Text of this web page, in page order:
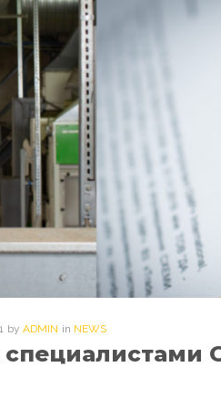
by ADMIN in NEWS